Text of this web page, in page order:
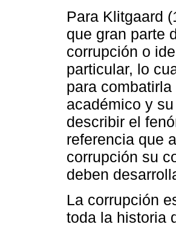
Para Klitgaard
que gran parte
corrupción o
particular, lo
para
académico y
describir el
referencia que
corrupción su
deben
La corrupción
toda la historia